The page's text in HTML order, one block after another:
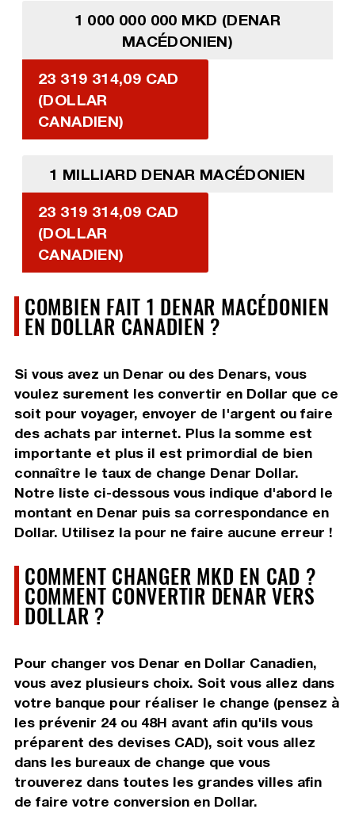
1 000 000 000 MKD (DENAR
MACÉDONIEN)
23 319 314,09 CAD
(DOLLAR
CANADIEN)
1 MILLIARD DENAR MACÉDONIEN
23 319 314,09 CAD
(DOLLAR
CANADIEN)
COMBIEN FAIT 1 DENAR MACÉDONIEN
EN DOLLAR CANADIEN ?
Si vous avez un Denar ou des Denars, vous
voulez surement les convertir en Dollar que ce
soit pour voyager, envoyer de l'argent ou faire
des achats par internet. Plus la somme est
importante et plus il est primordial de bien
connaître le taux de change Denar Dollar.
Notre liste ci-dessous vous indique d'abord le
montant en Denar puis sa correspondance en
Dollar. Utilisez la pour ne faire aucune erreur !
COMMENT CHANGER MKD EN CAD ?
COMMENT CONVERTIR DENAR VERS
DOLLAR ?
Pour changer vos Denar en Dollar Canadien,
vous avez plusieurs choix. Soit vous allez dans
votre banque pour réaliser le change (pensez à
les prévenir 24 ou 48H avant afin qu'ils vous
préparent des devises CAD), soit vous allez
dans les bureaux de change que vous
trouverez dans toutes les grandes villes afin
de faire votre conversion en Dollar.